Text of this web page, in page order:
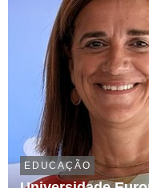
EDUCAÇÃO